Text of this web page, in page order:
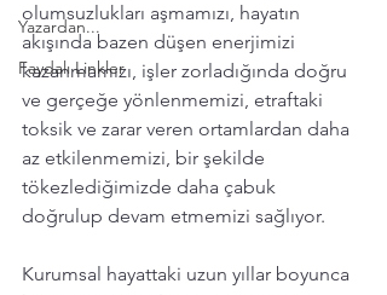
Yazardan...
Faydalı Linkler
olumsuzlukları aşmamızı, hayatın
akışında bazen düşen enerjimizi
kazanmamızı, işler zorladığında doğru
ve gerçeğe yönlenmemizi, etraftaki
toksik ve zarar veren ortamlardan daha
az etkilenmemizi, bir şekilde
tökezlediğimizde daha çabuk
doğrulup devam etmemizi sağlıyor.
Kurumsal hayattaki uzun yıllar boyunca